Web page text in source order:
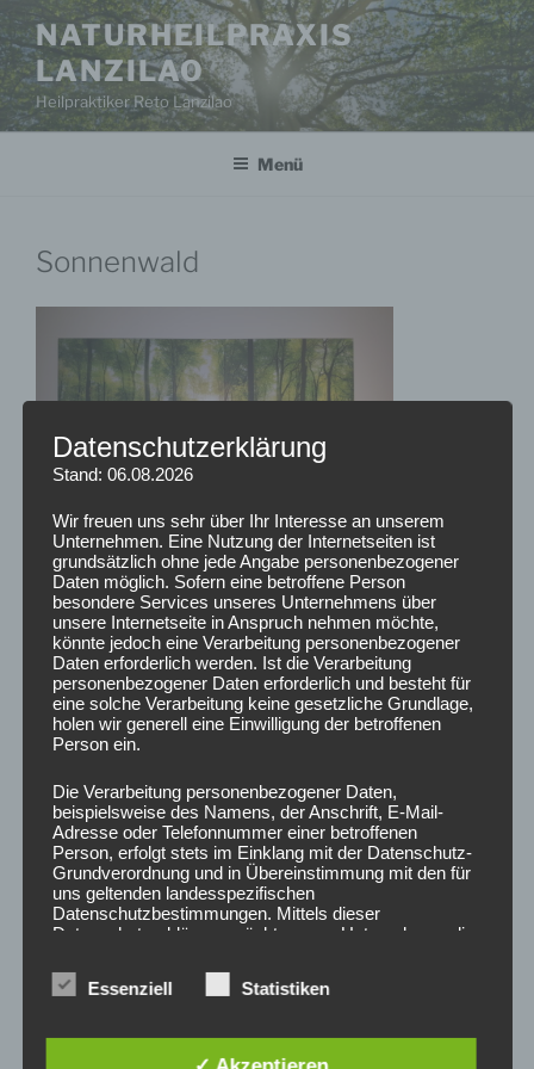
Inhalt
springen
NATURHEILPRAXIS
LANZILAO
Heilpraktiker Reto Lanzilao
Menü
Sonnenwald
Schreibe einen Kommentar
Deine E-Mail-Adresse wird nicht veröffentlicht.
Erforderliche Felder sind mit*markiert
Kommentar*
Name*
Datenschutzerklärung
Stand: 06.08.2026
Wir freuen uns sehr über Ihr Interesse an unserem
Unternehmen. Eine Nutzung der Internetseiten ist
grundsätzlich ohne jede Angabe personenbezogener
Daten möglich. Sofern eine betroffene Person
besondere Services unseres Unternehmens über
unsere Internetseite in Anspruch nehmen möchte,
könnte jedoch eine Verarbeitung personenbezogener
Daten erforderlich werden. Ist die Verarbeitung
personenbezogener Daten erforderlich und besteht für
eine solche Verarbeitung keine gesetzliche Grundlage,
holen wir generell eine Einwilligung der betroffenen
Person ein.
Die Verarbeitung personenbezogener Daten,
beispielsweise des Namens, der Anschrift, E-Mail-
Adresse oder Telefonnummer einer betroffenen
Person, erfolgt stets im Einklang mit der Datenschutz-
Grundverordnung und in Übereinstimmung mit den für
uns geltenden landesspezifischen
Datenschutzbestimmungen. Mittels dieser
Datenschutzerklärung möchte unser Unternehmen die
erhobenen, genutzten und verarbeiteten
personenbezogenen Daten informieren. Ferner werden
Datenschutzerklärung über die ihnen zustehenden
Essenziell Statistiken